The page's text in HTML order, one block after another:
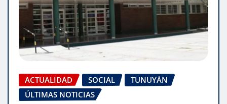
ACTUALIDAD SOCIAL
TUNUYÁN
ÚLTIMAS NOTICIAS